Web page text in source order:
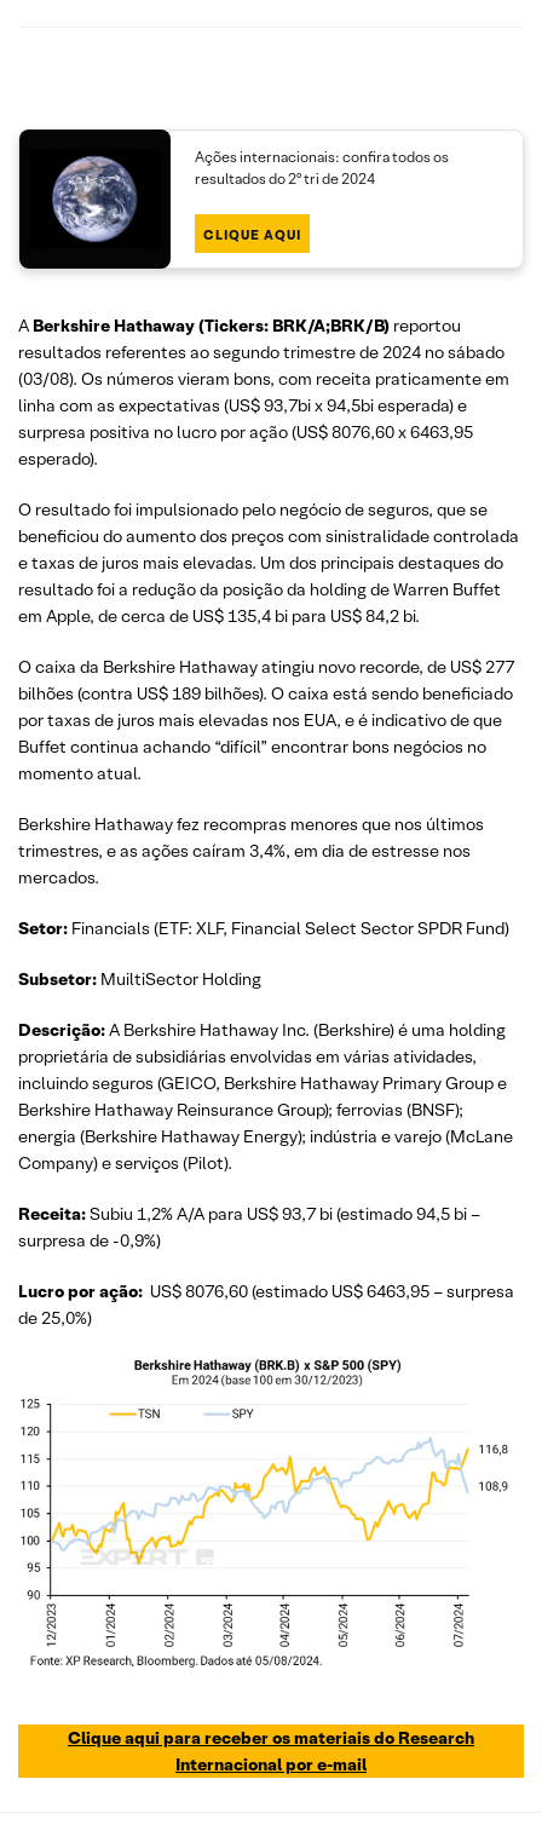
Ações internacionais: confira todos os
resultados do 2º tri de 2024
CLIQUE AQUI
A Berkshire Hathaway (Tickers: BRK/A;BRK/B) reportou
resultados referentes ao segundo trimestre de 2024 no sábado
(03/08). Os números vieram bons, com receita praticamente em
linha com as expectativas (US$ 93,7bi x 94,5bi esperada) e
surpresa positiva no lucro por ação (US$ 8076,60 x 6463,95
esperado).
O resultado foi impulsionado pelo negócio de seguros, que se
beneficiou do aumento dos preços com sinistralidade controlada
e taxas de juros mais elevadas. Um dos principais destaques do
resultado foi a redução da posição da holding de Warren Buffet
em Apple, de cerca de US$ 135,4 bi para US$ 84,2 bi.
O caixa da Berkshire Hathaway atingiu novo recorde, de US$ 277
bilhões (contra US$ 189 bilhões). O caixa está sendo beneficiado
por taxas de juros mais elevadas nos EUA, e é indicativo de que
Buffet continua achando “difícil” encontrar bons negócios no
momento atual.
Berkshire Hathaway fez recompras menores que nos últimos
trimestres, e as ações caíram 3,4%, em dia de estresse nos
mercados.
Setor: Financials (ETF: XLF, Financial Select Sector SPDR Fund)
Subsetor: MuiltiSector Holding
Descrição:A Berkshire Hathaway Inc. (Berkshire) é uma holding
proprietária de subsidiárias envolvidas em várias atividades,
incluindo seguros (GEICO, Berkshire Hathaway Primary Group e
Berkshire Hathaway Reinsurance Group); ferrovias (BNSF);
energia (Berkshire Hathaway Energy); indústria e varejo (McLane
Company) e serviços (Pilot).
Receita:Subiu 1,2% A/A para US$ 93,7 bi (estimado 94,5 bi –
surpresa de -0,9%)
Lucro por ação: US$ 8076,60 (estimado US$ 6463,95 – surpresa
de 25,0%)
Clique aqui para receber os materiais do Research
Internacional por e-mail